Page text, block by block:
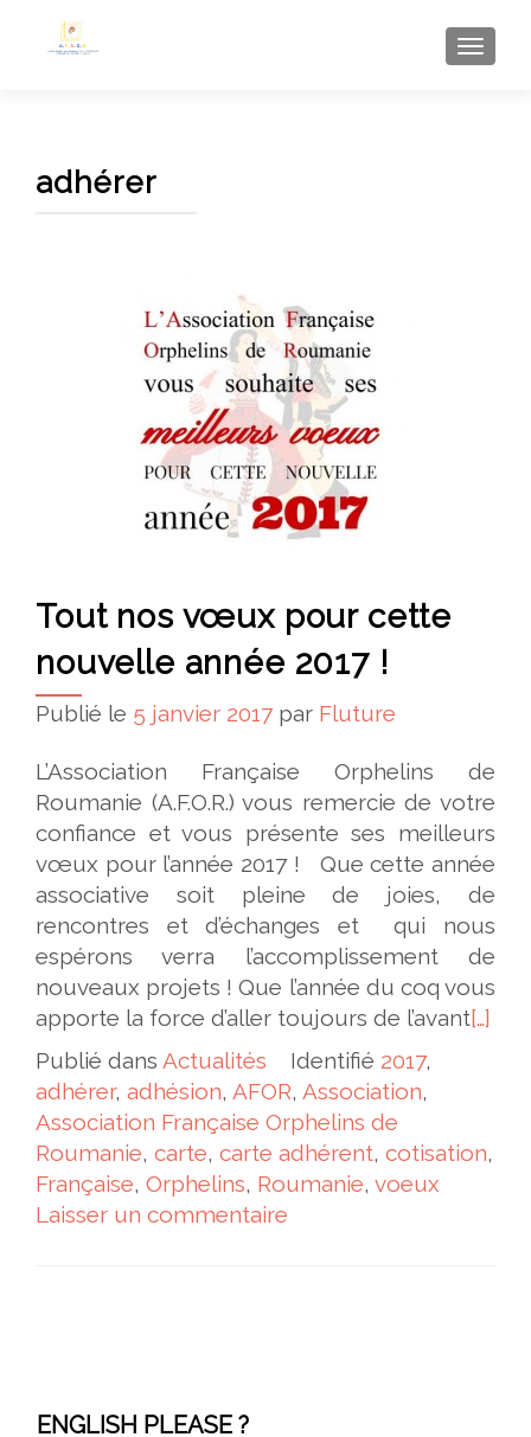
adhérer
Tout nos vœux pour cette
nouvelle année 2017 !
Publié le 5 janvier 2017 par Fluture
L’Association Française Orphelins de
Roumanie (A.F.O.R.) vous remercie de votre
confiance et vous présente ses meilleurs
vœux pour l’année 2017 ! Que cette année
associative soit pleine de joies, de
rencontres et d’échanges et qui nous
espérons verra l’accomplissement de
nouveaux projets ! Que l’année du coq vous
apporte la force d’aller toujours de l’avant[…]
Publié dans Actualités Identifié 2017,
adhérer, adhésion, AFOR, Association,
Association Française Orphelins de
Roumanie, carte, carte adhérent, cotisation,
Française, Orphelins, Roumanie, voeux
Laisser un commentaire
ENGLISH PLEASE ?